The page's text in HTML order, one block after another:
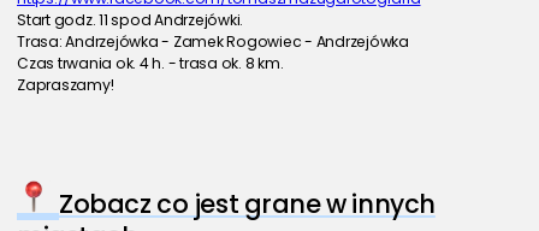
Start godz. 11 spod Andrzejówki.
Trasa: Andrzejówka - Zamek Rogowiec - Andrzejówka
Czas trwania ok. 4 h. - trasa ok. 8 km.
Zapraszamy!
Zobacz co jest grane w innych